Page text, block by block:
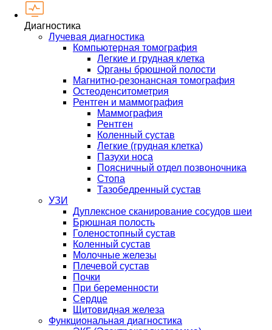
Диагностика
Лучевая диагностика
Компьютерная томография
Легкие и грудная клетка
Органы брюшной полости
Магнитно-резонансная томография
Остеоденситометрия
Рентген и маммография
Маммография
Рентген
Коленный сустав
Легкие (грудная клетка)
Пазухи носа
Поясничный отдел позвоночника
Стопа
Тазобедренный сустав
УЗИ
Дуплексное сканирование сосудов шеи
Брюшная полость
Голеностопный сустав
Коленный сустав
Молочные железы
Плечевой сустав
Почки
При беременности
Сердце
Щитовидная железа
Функциональная диагностика